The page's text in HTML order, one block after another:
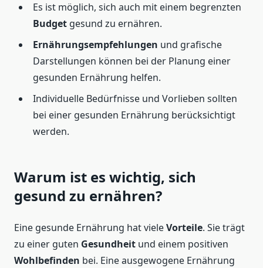
Es ist möglich, sich auch mit einem begrenzten
Budget gesund zu ernähren.
Ernährungsempfehlungen und grafische
Darstellungen können bei der Planung einer
gesunden Ernährung helfen.
Individuelle Bedürfnisse und Vorlieben sollten
bei einer gesunden Ernährung berücksichtigt
werden.
Warum ist es wichtig, sich
gesund zu ernähren?
Eine gesunde Ernährung hat vieleVorteile. Sie trägt
zu einer guten Gesundheit und einem positiven
Wohlbefinden bei. Eine ausgewogene Ernährung